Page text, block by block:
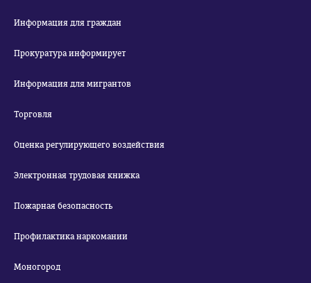
Информация для граждан
Прокуратура информирует
Информация для мигрантов
Торговля
Оценка регулирующего воздействия
Электронная трудовая книжка
Пожарная безопасность
Профилактика наркомании
Моногород